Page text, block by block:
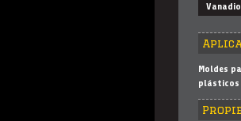
Vanadio
Moldes
plásticos